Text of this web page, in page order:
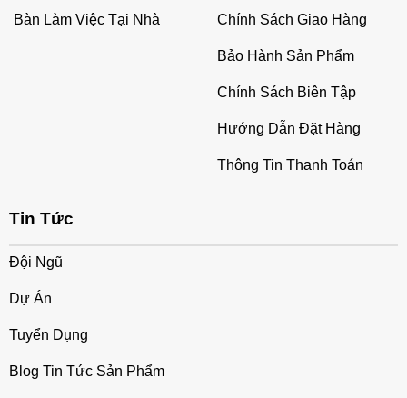
Bàn Làm Việc Tại Nhà Chính Sách Giao Hàng
Bảo Hành Sản Phẩm
Chính Sách Biên Tập
Hướng Dẫn Đặt Hàng
Thông Tin Thanh Toán
Tin Tức
Đội Ngũ
Dự Án
Tuyển Dụng
Blog Tin Tức Sản Phẩm